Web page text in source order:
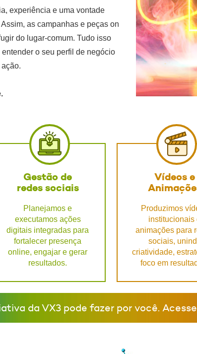
experiência e uma vontade
as campanhas e peças on
do lugar-comum. Tudo isso
o seu perfil de negócio
Gestão de
redes sociais
Planejamos e
executamos ações
digitais integradas para
fortalecer presença
online, engajar e gerar
resultados.
Vídeos e
Produzimos
institucionais
animações para
sociais,
criatividade,
foco em
da VX3 pode fazer por você.